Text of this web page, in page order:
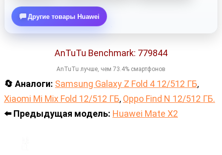
Другие товары Huawei
AnTuTu Benchmark: 779844
AnTuTu лучше, чем 73.4% смартфонов
🔄 Аналоги: Samsung Galaxy Z Fold 4 12/512 ГБ,
Xiaomi Mi Mix Fold 12/512 ГБ, Oppo Find N 12/512 ГБ.
⬅️ Предыдущая модель: Huawei Mate X2